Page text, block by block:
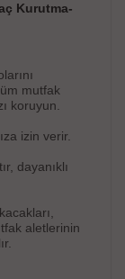
Kurutma-
mutfak
koruyun.
izin verir.
dayanıklı
aletlerinin